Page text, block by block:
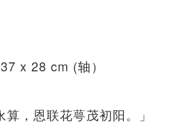
x 28 cm (轴）
，恩联花萼茂初阳。」